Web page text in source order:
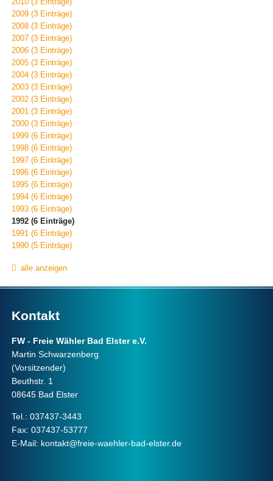
2009 (3 Einträge)
2008 (3 Einträge)
2007 (3 Einträge)
2006 (3 Einträge)
2005 (3 Einträge)
2004 (3 Einträge)
2003 (3 Einträge)
2002 (3 Einträge)
2001 (3 Einträge)
2000 (3 Einträge)
1999 (6 Einträge)
1998 (6 Einträge)
1997 (6 Einträge)
1996 (6 Einträge)
1995 (6 Einträge)
1994 (6 Einträge)
1993 (6 Einträge)
1992 (6 Einträge)
1991 (6 Einträge)
1990 (5 Einträge)
alle anzeigen
Kontakt
FW - Freie Wähler Bad Elster e.V.
Martin Schwarzenberg
(Vorsitzender)
Beuthstr. 1
08645 Bad Elster
Tel.: 037437-3443
Fax: 037437-53777
E-Mail: kontakt@freie-waehler-bad-elster.de